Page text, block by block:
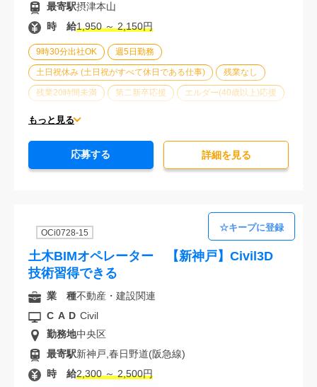
9時30分出社OK 週5日勤務
土日祝休み (土日祝がすべて休日である仕事) 残業なし
残業20時間未満 第二新卒応援 エルダー(40歳以上)応援
ブランクOK
もっと見る
最寄駅摂津本山
時 給1,950 ～ 2,150円
応募する 詳細を⾒る
OCi0728-15
土木BIMオペレーター 【新神戸】Civil3D
技術習得できる
業 種不動産・建設関連
CAD Civil
勤務地中央区
最寄駅新神戸,春日野道(阪急線)
時 給2,300 ～ 2,500円